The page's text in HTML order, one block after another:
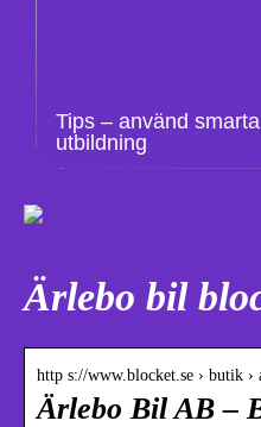
Tips – använd
utbildning
Ärlebo bil
http s://www.blocket.se › butik ›
Ärlebo Bil AB –